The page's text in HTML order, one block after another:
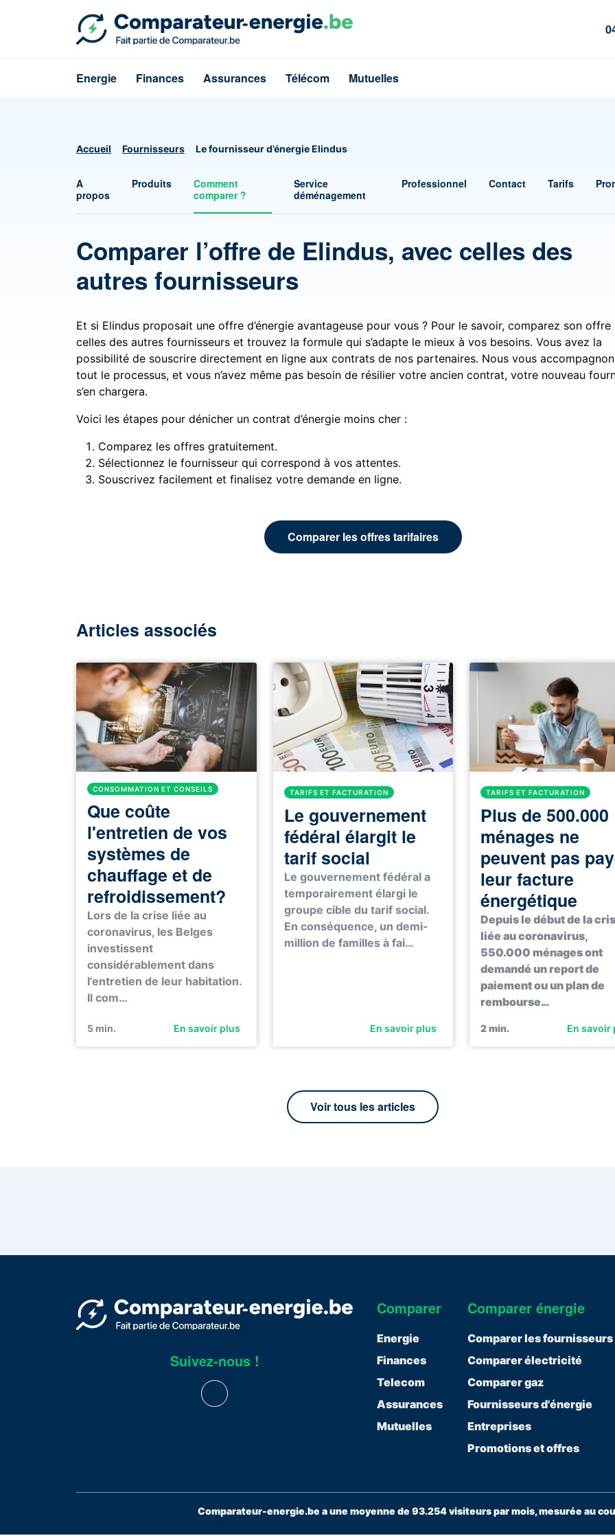
Energie Finances Assurances Télécom Mutuelles
Accueil Fournisseurs Le fournisseur d’énergie Elindus
A
propos
Produits
Comment
comparer ?
Service
déménagement
Professionnel Contact Tarifs
Comparer l’offre de Elindus, avec celles des
autres fournisseurs
Et si Elindus proposait une offre d’énergie avantageuse pour vous ? Pour le savoir, comparez son offre
celles des autres fournisseurs et trouvez la formule qui s’adapte le mieux à vos besoins. Vous avez la
possibilité de souscrire directement en ligne aux contrats de nos partenaires. Nous vous
tout le processus, et vous n’avez même pas besoin de résilier votre ancien contrat, votre nouveau
s’en chargera.
Voici les étapes pour dénicher un contrat d’énergie moins cher :
Comparez les offres gratuitement.
Sélectionnez le fournisseur qui correspond à vos attentes.
Souscrivez facilement et finalisez votre demande en ligne.
Comparer les offres tarifaires
Articles associés
CONSOMMATION ET CONSEILS
Que coûte
l'entretien de vos
systèmes de
chauffage et de
refroidissement?
Lors de la crise liée au
coronavirus, les Belges
investissent
considérablement dans
l'entretien de leur habitation.
Il com…
5 min. En savoir plus
TARIFS ET FACTURATION
Le gouvernement
fédéral élargit le
tarif social
Le gouvernement fédéral a
temporairement élargi le
groupe cible du tarif social.
En conséquence, un demi-
million de familles à fai…
En savoir plus
TARIFS ET FACTURATION
Plus de 500.000
ménages ne
peuvent pas
leur facture
énergétique
Depuis le début de la
liée au coronavirus,
550.000 ménages ont
demandé un report de
paiement ou un plan de
rembourse…
2min. En savoir
Voir tous les articles
Suivez-nous !
Comparer
Energie
Finances
Telecom
Assurances
Mutuelles
Comparer énergie
Comparer les
Comparer électricité
Comparer gaz
Fournisseurs d'énergie
Entreprises
Promotions et offres
Comparateur-energie.be a une moyenne de 93.254 visiteurs par mois, mesurée au